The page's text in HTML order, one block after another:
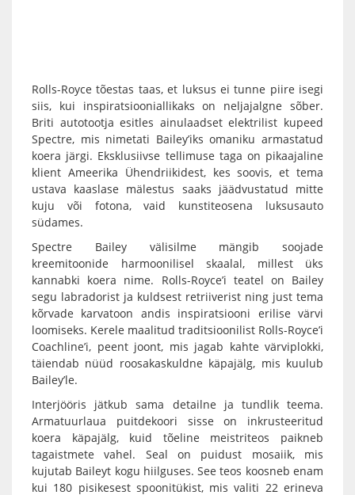
Rolls-Royce tõestas taas, et luksus ei tunne piire isegi
siis, kui inspiratsiooniallikaks on neljajalgne sõber.
Briti autotootja esitles ainulaadset elektrilist kupeed
Spectre, mis nimetati Bailey’iks omaniku armastatud
koera järgi. Eksklusiivse tellimuse taga on pikaajaline
klient Ameerika Ühendriikidest, kes soovis, et tema
ustava kaaslase mälestus saaks jäädvustatud mitte
kuju või fotona, vaid kunstiteosena luksusauto
südames.
Spectre Bailey välisilme mängib soojade
kreemitoonide harmoonilisel skaalal, millest üks
kannabki koera nime. Rolls-Royce’i teatel on Bailey
segu labradorist ja kuldsest retriiverist ning just tema
kõrvade karvatoon andis inspiratsiooni erilise värvi
loomiseks. Kerele maalitud traditsioonilist Rolls-Royce’i
Coachline’i, peent joont, mis jagab kahte värviplokki,
täiendab nüüd roosakaskuldne käpajälg, mis kuulub
Bailey’le.
Interjööris jätkub sama detailne ja tundlik teema.
Armatuurlaua puitdekoori sisse on inkrusteeritud
koera käpajälg, kuid tõeline meistriteos paikneb
tagaistmete vahel. Seal on puidust mosaiik, mis
kujutab Baileyt kogu hiilguses. See teos koosneb enam
kui 180 pisikesest spoonitükist, mis valiti 22 erineva